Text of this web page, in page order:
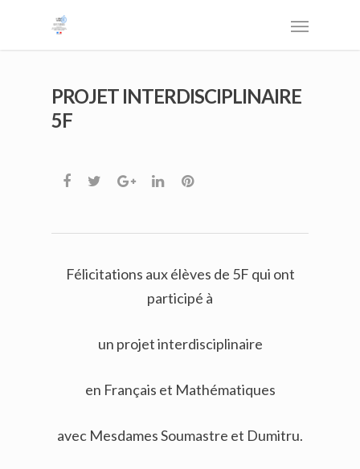
PROJET INTERDISCIPLINAIRE
5F
Félicitations aux élèves de 5F qui ont
participé à
un projet interdisciplinaire
en Français et Mathématiques
avec Mesdames Soumastre et Dumitru.